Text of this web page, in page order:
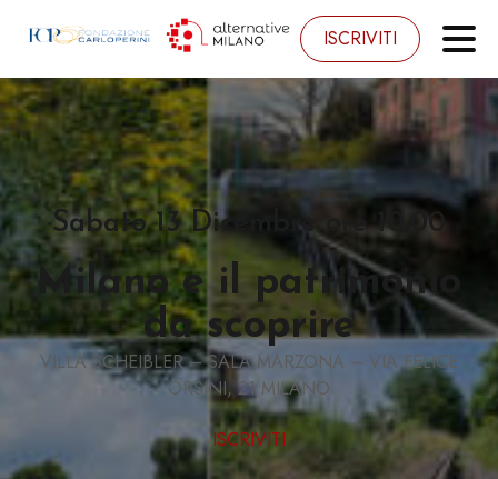
ISCRIVITI
Sabato 13 Dicembre ore 10.00
Milano e il patrimonio
da scoprire
VILLA SCHEIBLER – SALA MARZONA – VIA FELICE
ORSINI, 21 MILANO
ISCRIVITI